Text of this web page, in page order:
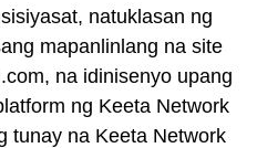
natuklasan ng
mapanlinlang na site
na idinisenyo upang
ng Keeta Network
tunay na Keeta Network